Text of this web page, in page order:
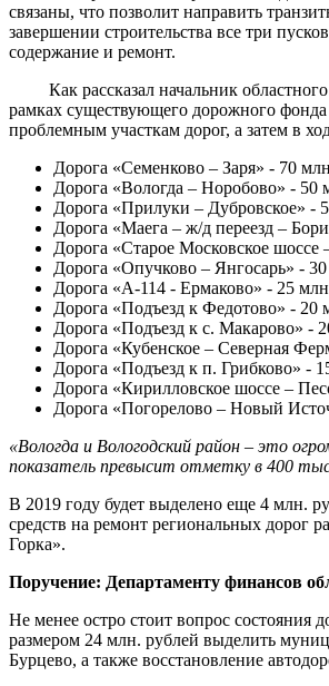
связаны, что позволит направить
завершении строительства все три
содержание и ремонт.
Как рассказал начальник областного
рамках существующего дорожного
проблемным участкам дорог, а затем в
Дорога «Семенково – Заря» - 70
Дорога «Вологда – Норобово» - 50
Дорога «Прилуки – Дубровское» -
Дорога «Маега – ж/д переезд –
Дорога «Старое Московское шоссе
Дорога «Опучково – Янгосарь» -
Дорога «А-114 - Ермаково» - 25
Дорога «Подъезд к Федотово» - 20
Дорога «Подъезд к с. Макарово» -
Дорога «Кубенское – Северная
Дорога «Подъезд к п. Грибково» -
Дорога «Кирилловское шоссе –
Дорога «Погорелово – Новый
«Вологда и Вологодский район – это
показатель превысит отметку в 400
В 2019 году будет выделено еще 4 млн.
средств на ремонт региональных дорог
Горка».
Поручение: Департаменту финансов
Не менее остро стоит вопрос
размером 24 млн. рублей выделить
Бурцево, а также восстановление